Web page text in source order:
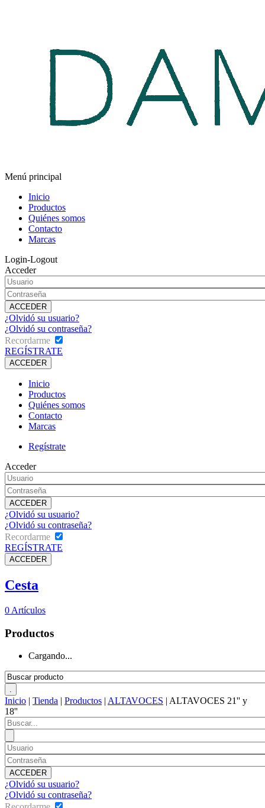
Menú principal
Inicio
Productos
Quiénes somos
Contacto
Marcas
Login-Logout
Acceder
¿Olvidó su usuario?
¿Olvidó su contraseña?
Recordarme
REGÍSTRATE
Inicio
Productos
Quiénes somos
Contacto
Marcas
Regístrate
Acceder
¿Olvidó su usuario?
¿Olvidó su contraseña?
Recordarme
REGÍSTRATE
Cesta
0 Artículos
Productos
Cargando...
Inicio | Tienda | Productos | ALTAVOCES | ALTAVOCES 21'' y
18''
¿Olvidó su usuario?
¿Olvidó su contraseña?